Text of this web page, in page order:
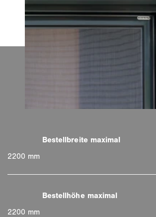
2200 mm
2200 mm